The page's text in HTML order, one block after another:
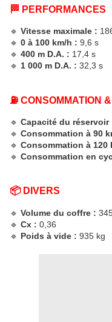
🏁 PERFORMANCES
🔹 Vitesse maximale :
🔹 0 à 100 km/h : 9,6 s
🔹 400 m D.A. : 17,4 s
🔹 1 000 m D.A. : 32,3 s
⛽ CONSOMMATION
🔹 Capacité du réservoir
🔹 Consommation à 90
🔹 Consommation à 120
🔹 Consommation en
📦 DIVERS
🔹 Volume du coffre :
🔹 Cx : 0,36
🔹 Poids à vide : 935 kg